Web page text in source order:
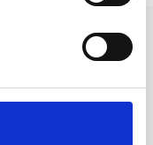
på